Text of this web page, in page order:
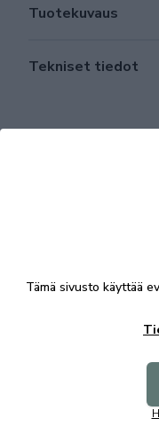
Tuotekuvaus
Tekniset tiedot
Tämä sivusto käyttää